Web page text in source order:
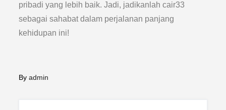
pribadi yang lebih baik. Jadi, jadikanlah cair33
sebagai sahabat dalam perjalanan panjang
kehidupan ini!
Byadmin